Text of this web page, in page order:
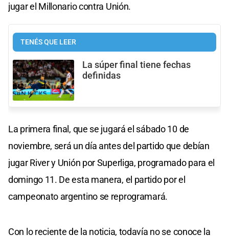
jugar el Millonario contra Unión.
TENÉS QUE LEER
La súper final tiene fechas
definidas
La primera final, que se jugará el sábado 10 de
noviembre, será un día antes del partido que debían
jugar River y Unión por Superliga, programado para el
domingo 11. De esta manera, el partido por el
campeonato argentino se reprogramará.
Con lo reciente de la noticia, todavía no se conoce la